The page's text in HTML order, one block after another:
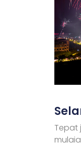
Tepat